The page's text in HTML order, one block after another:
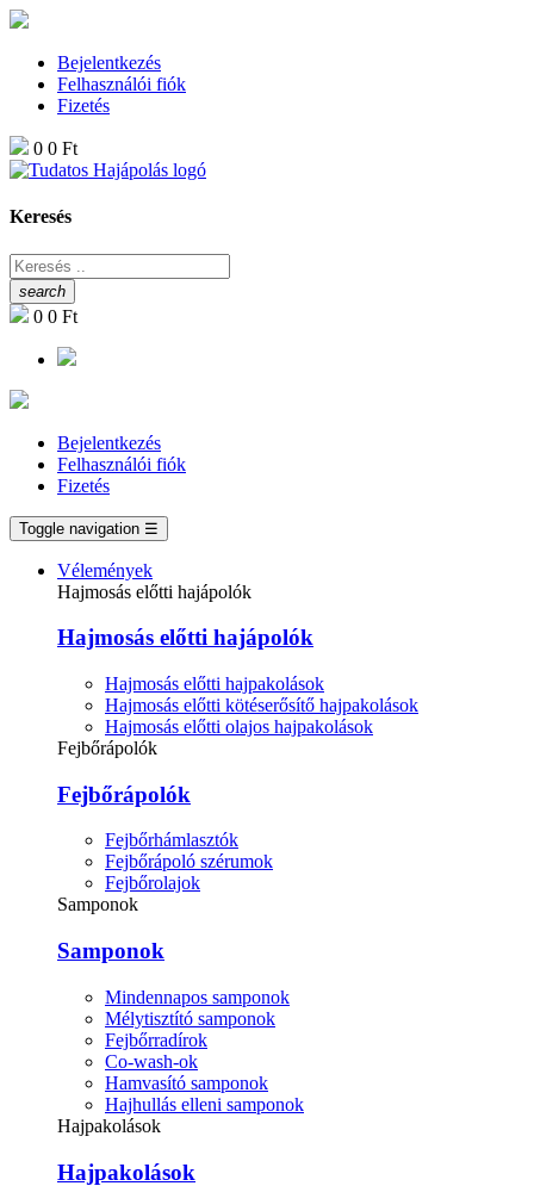
Bejelentkezés
Felhasználói fiók
Fizetés
0 0 Ft
Keresés
search
0 0 Ft
Bejelentkezés
Felhasználói fiók
Fizetés
Toggle navigation ☰
Vélemények
Hajmosás előtti hajápolók
Hajmosás előtti hajápolók
Hajmosás előtti hajpakolások
Hajmosás előtti kötéserősítő hajpakolások
Hajmosás előtti olajos hajpakolások
Fejbőrápolók
Fejbőrápolók
Fejbőrhámlasztók
Fejbőrápoló szérumok
Fejbőrolajok
Samponok
Samponok
Mindennapos samponok
Mélytisztító samponok
Fejbőrradírok
Co-wash-ok
Hamvasító samponok
Hajhullás elleni samponok
Hajpakolások
Hajpakolások